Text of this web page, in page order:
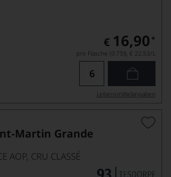
€ 16,90 *
pro Flasche (0.75l), € 22,53/L
Lebensmittel­angaben
Martin Grande
AOP, CRU CLASSÉ